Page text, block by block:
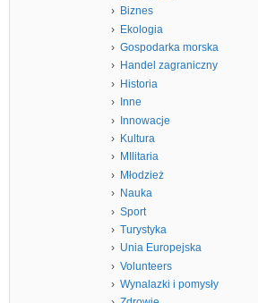
Biznes
Ekologia
Gospodarka morska
Handel zagraniczny
Historia
Inne
Innowacje
Kultura
MIlitaria
Młodzież
Nauka
Sport
Turystyka
Unia Europejska
Volunteers
Wynalazki i pomysły